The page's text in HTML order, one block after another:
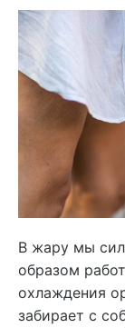
В жару мы
образом
охлаждения
забирает с